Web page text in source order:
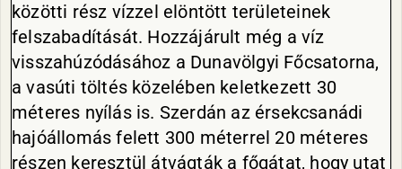
közötti rész vízzel elöntött területeinek
felszabadítását. Hozzájárult még a víz
visszahúzódásához a Dunavölgyi Főcsatorna,
a vasúti töltés közelében keletkezett 30
méteres nyílás is. Szerdán az érsekcsanádi
hajóállomás felett 300 méterrel 20 méteres
részen keresztül átvágták a főgátat, hogy utat